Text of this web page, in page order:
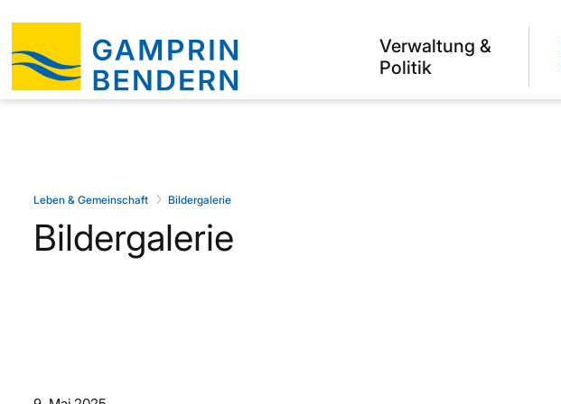
Verwaltung &
Politik
Leben & Gemeinschaft Bildergalerie
Bildergalerie